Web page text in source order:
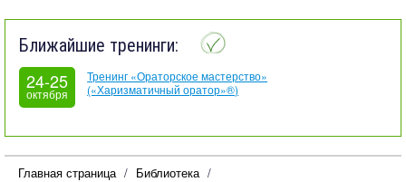
Ближайшие тренинги:
24-25
октября
Тренинг «Ораторское мастерство»
(«Харизматичный оратор»®)
Главная страница
Библиотека